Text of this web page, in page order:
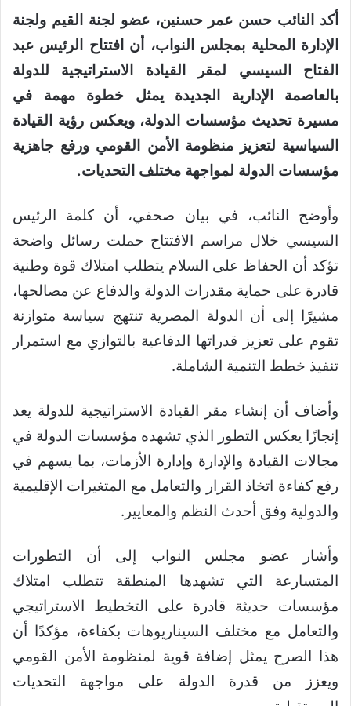
أكد النائب حسن عمر حسنين، عضو لجنة القيم ولجنة
الإدارة المحلية بمجلس النواب، أن افتتاح الرئيس عبد
الفتاح السيسي لمقر القيادة الاستراتيجية للدولة
بالعاصمة الإدارية الجديدة يمثل خطوة مهمة في
مسيرة تحديث مؤسسات الدولة، ويعكس رؤية القيادة
السياسية لتعزيز منظومة الأمن القومي ورفع جاهزية
مؤسسات الدولة لمواجهة مختلف التحديات.
وأوضح النائب، في بيان صحفي، أن كلمة الرئيس
السيسي خلال مراسم الافتتاح حملت رسائل واضحة
تؤكد أن الحفاظ على السلام يتطلب امتلاك قوة وطنية
قادرة على حماية مقدرات الدولة والدفاع عن مصالحها،
مشيرًا إلى أن الدولة المصرية تنتهج سياسة متوازنة
تقوم على تعزيز قدراتها الدفاعية بالتوازي مع استمرار
تنفيذ خطط التنمية الشاملة.
وأضاف أن إنشاء مقر القيادة الاستراتيجية للدولة يعد
إنجازًا يعكس التطور الذي تشهده مؤسسات الدولة في
مجالات القيادة والإدارة وإدارة الأزمات، بما يسهم في
رفع كفاءة اتخاذ القرار والتعامل مع المتغيرات الإقليمية
والدولية وفق أحدث النظم والمعايير.
وأشار عضو مجلس النواب إلى أن التطورات
المتسارعة التي تشهدها المنطقة تتطلب امتلاك
مؤسسات حديثة قادرة على التخطيط الاستراتيجي
والتعامل مع مختلف السيناريوهات بكفاءة، مؤكدًا أن
هذا الصرح يمثل إضافة قوية لمنظومة الأمن القومي
ويعزز من قدرة الدولة على مواجهة التحديات